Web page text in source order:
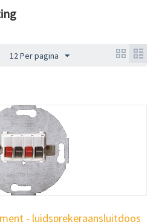
12 Per pagina
- luidsprekeraansluitdoos